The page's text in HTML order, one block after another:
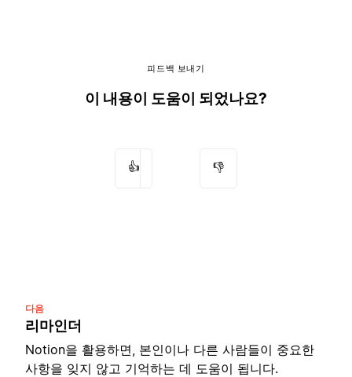
피드백 보내기
이 내용이 도움이 되었나요?
👍 👎
다음
리마인더
Notion을 활용하면, 본인이나 다른 사람들이 중요한
사항을 잊지 않고 기억하는 데 도움이 됩니다.